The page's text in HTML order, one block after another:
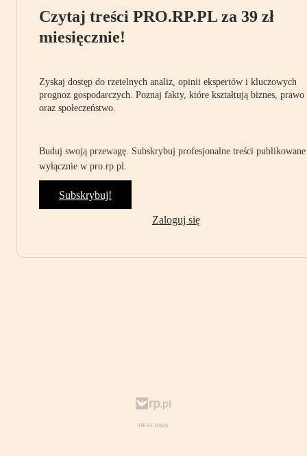
Czytaj treści PRO.RP.PL za 39 zł
miesięcznie!
Zyskaj dostęp do rzetelnych analiz, opinii ekspertów i kluczowych
prognoz gospodarczych. Poznaj fakty, które kształtują biznes, prawo
oraz społeczeństwo.
Buduj swoją przewagę. Subskrybuj profesjonalne treści publikowane
wyłącznie w pro.rp.pl.
Subskrybuj!
Zaloguj się